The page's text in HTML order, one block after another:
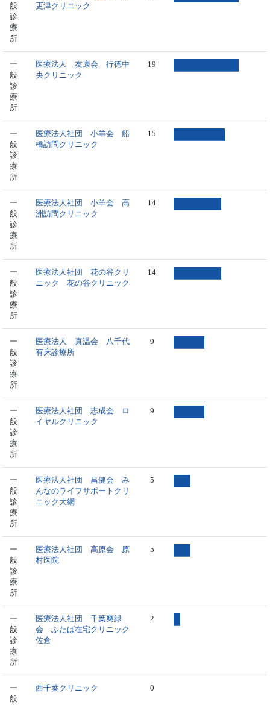
般
診
療
所
更津クリニック
一
般
診
療
所
医療法人 友康会 行徳中
央クリニック
19
一
般
診
療
所
医療法人社団 小羊会 船
橋訪問クリニック
15
一
般
診
療
所
医療法人社団 小羊会 高
洲訪問クリニック
14
一
般
診
療
所
医療法人社団 花の谷クリ
ニック 花の谷クリニック
14
一
般
診
療
所
医療法人 真温会 八千代
有床診療所
9
一
般
診
療
所
医療法人社団 志成会 ロ
イヤルクリニック
9
一
般
診
療
所
医療法人社団 昌健会 み
んなのライフサポートクリ
ニック大網
5
一
般
診
療
所
医療法人社団 高原会 原
村医院
5
一
般
診
療
所
医療法人社団 千葉爽緑
会 ふたば在宅クリニック
佐倉
2
一
般
西千葉クリニック 0